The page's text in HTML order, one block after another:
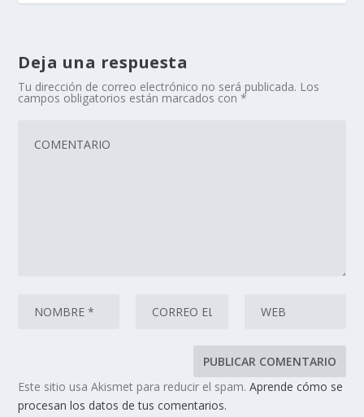
Deja una respuesta
Tu dirección de correo electrónico no será publicada. Los
campos obligatorios están marcados con*
Este sitio usa Akismet para reducir el spam.Aprende cómo se
procesan los datos de tus comentarios.